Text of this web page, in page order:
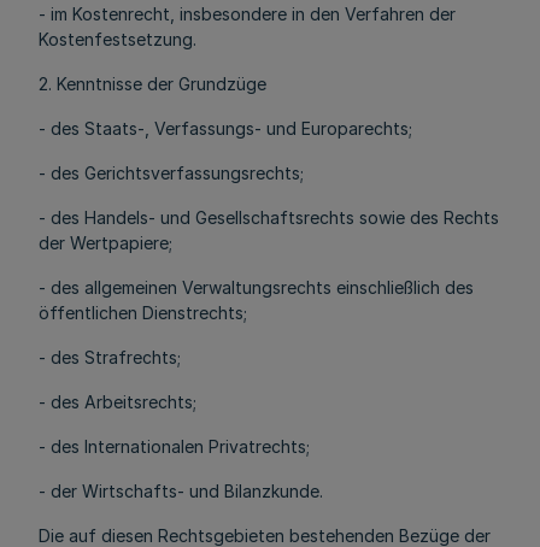
- im Kostenrecht, insbesondere in den Verfahren der
Kostenfestsetzung.
2. Kenntnisse der Grundzüge
- des Staats-, Verfassungs- und Europarechts;
- des Gerichtsverfassungsrechts;
- des Handels- und Gesellschaftsrechts sowie des Rechts
der Wertpapiere;
- des allgemeinen Verwaltungsrechts einschließlich des
öffentlichen Dienstrechts;
- des Strafrechts;
- des Arbeitsrechts;
- des Internationalen Privatrechts;
- der Wirtschafts- und Bilanzkunde.
Die auf diesen Rechtsgebieten bestehenden Bezüge der